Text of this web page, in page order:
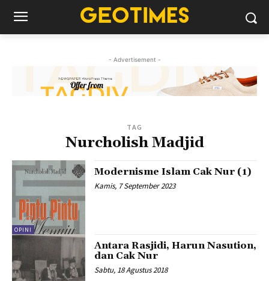
- Advertisement -
TAG
Nurcholish Madjid
OPINI
Modernisme Islam Cak Nur (1)
Kamis, 7 September 2023
Antara Rasjidi, Harun Nasution,
dan Cak Nur
Sabtu, 18 Agustus 2018